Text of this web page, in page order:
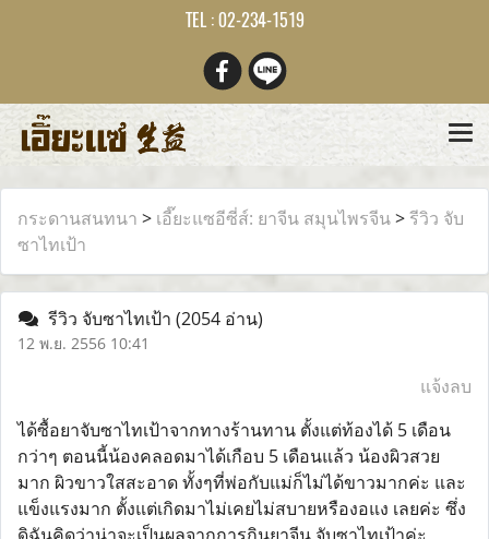
TEL : 02-234-1519
กระดานสนทนา > เอี๊ยะแซอีซี่ส์: ยาจีน สมุนไพรจีน>รีวิว จับ
ซาไทเป้า
รีวิว จับซาไทเป้า (2054 อ่าน)
12 พ.ย. 2556 10:41
แจ้งลบ
ได้ซื้อยาจับซาไทเป้าจากทางร้านทาน ตั้งแต่ท้องได้ 5 เดือน
กว่าๆ ตอนนี้น้องคลอดมาได้เกือบ 5 เดือนแล้ว น้องผิวสวย
มาก ผิวขาวใสสะอาด ทั้งๆที่พ่อกับแม่ก็ไม่ได้ขาวมากค่ะ และ
แข็งแรงมาก ตั้งแต่เกิดมาไม่เคยไม่สบายหรืองอแง เลยค่ะ ซึ่ง